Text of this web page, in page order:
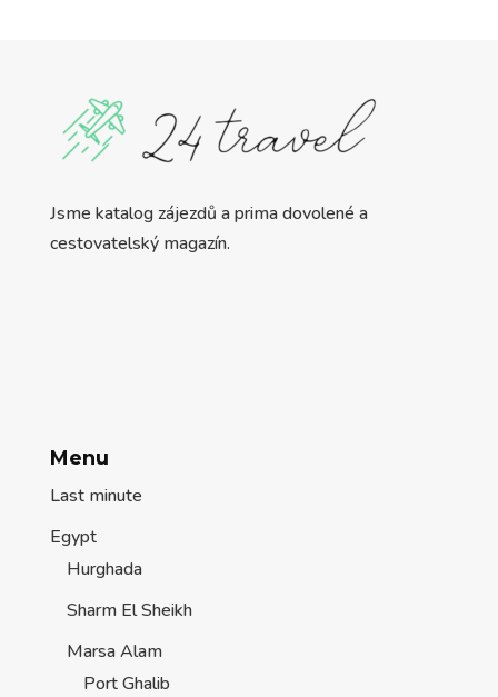
Jsme katalog zájezdů a prima dovolené a
cestovatelský magazín.
Menu
Last minute
Egypt
Hurghada
Sharm El Sheikh
Marsa Alam
Port Ghalib